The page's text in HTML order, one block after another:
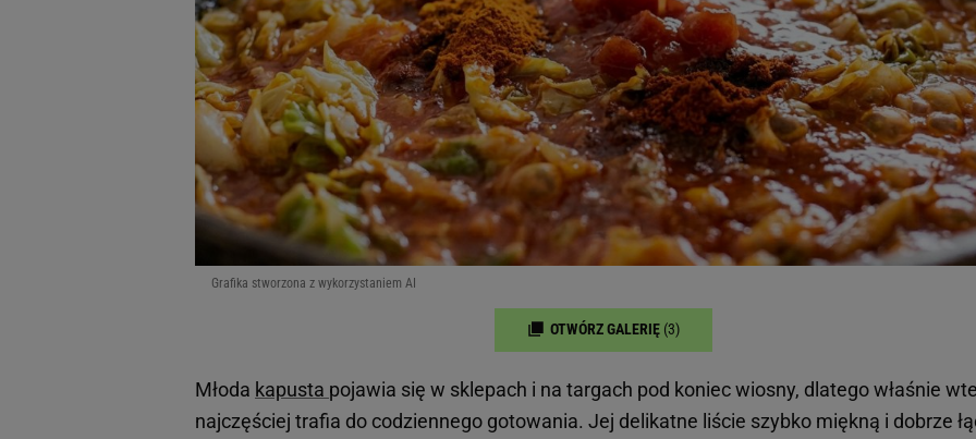
Grafika stworzona z wykorzystaniem AI
OTWÓRZ GALERIĘ (3)
Młoda kapusta pojawia się w sklepach i na targach pod koniec wiosny, dlatego właśnie
najczęściej trafia do codziennego gotowania. Jej delikatne liście szybko miękną i dobrze